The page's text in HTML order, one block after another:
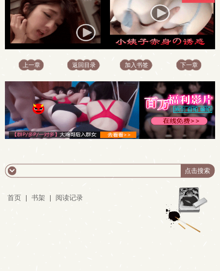
上一章 返回目录 加入书签 下一章
首页 书架 阅读记录